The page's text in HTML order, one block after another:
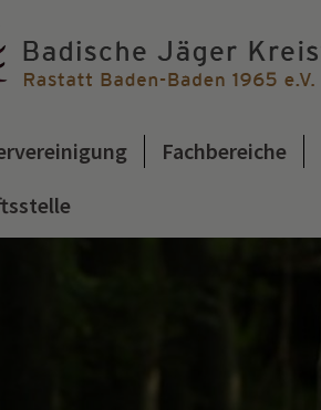
Fachbereiche